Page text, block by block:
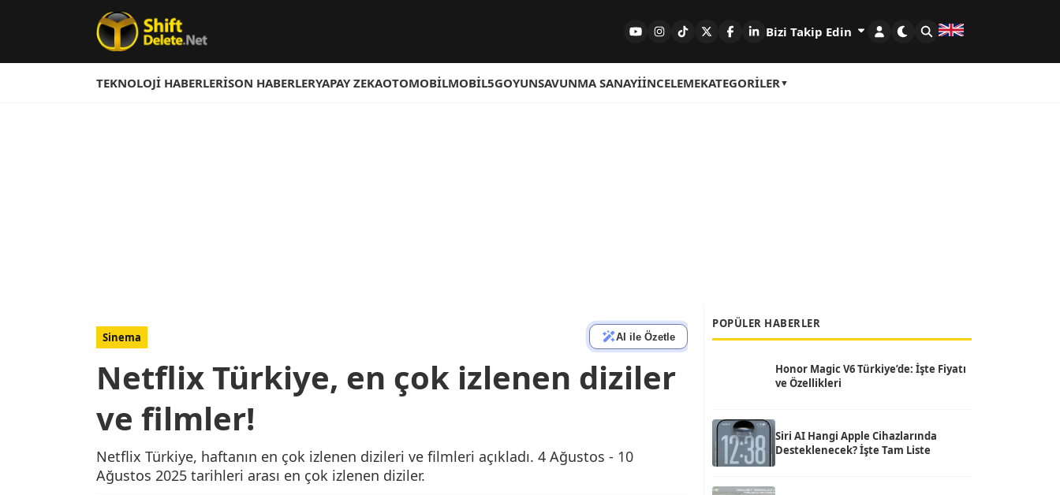
Bizi Takip Edin
TEKNOLOJI HABERLERISON HABERLERYAPAY ZEKAOTOMOBILMOBIL5GOYUNSAVUNMA SANAYIİNCELEMEKATEGORILER
Sinema AI ile Özetle
Netflix Türkiye, en çok izlenen diziler
ve filmler!
Netflix Türkiye, haftanın en çok izlenen dizileri ve filmleri açıkladı. 4 Ağustos - 10
Ağustos 2025 tarihleri arası en çok izlenen diziler.
POPÜLER HABERLER
Honor Magic V6 Türkiye’de: İşte Fiyatı
ve Özellikleri
Siri AI Hangi Apple Cihazlarında
Desteklenecek? İşte Tam Liste